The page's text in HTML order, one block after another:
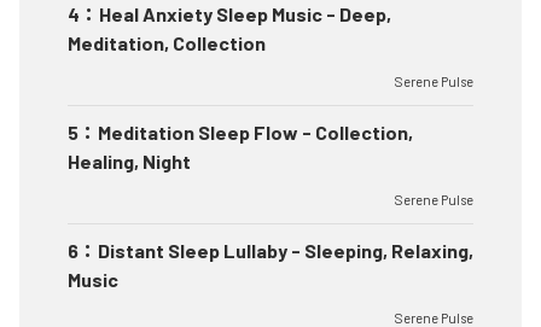
4 ： Heal Anxiety Sleep Music - Deep,
Meditation, Collection
Serene Pulse
5 ： Meditation Sleep Flow - Collection,
Healing, Night
Serene Pulse
6 ： Distant Sleep Lullaby - Sleeping, Relaxing,
Music
Serene Pulse